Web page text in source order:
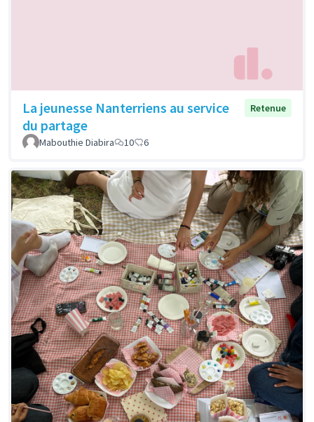
La jeunesse Nanterriens au service
du partage
Retenue
Mabouthie Diabira 10 6